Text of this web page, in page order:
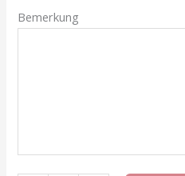
Bemerkung